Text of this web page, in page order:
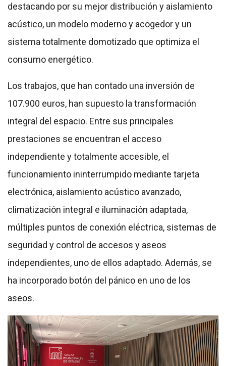
destacando por su mejor distribución y aislamiento
acústico, un modelo moderno y acogedor y un
sistema totalmente domotizado que optimiza el
consumo energético.
Los trabajos, que han contado una inversión de
107.900 euros, han supuesto la transformación
integral del espacio. Entre sus principales
prestaciones se encuentran el acceso
independiente y totalmente accesible, el
funcionamiento ininterrumpido mediante tarjeta
electrónica, aislamiento acústico avanzado,
climatización integral e iluminación adaptada,
múltiples puntos de conexión eléctrica, sistemas de
seguridad y control de accesos y aseos
independientes, uno de ellos adaptado. Además, se
ha incorporado botón del pánico en uno de los
aseos.